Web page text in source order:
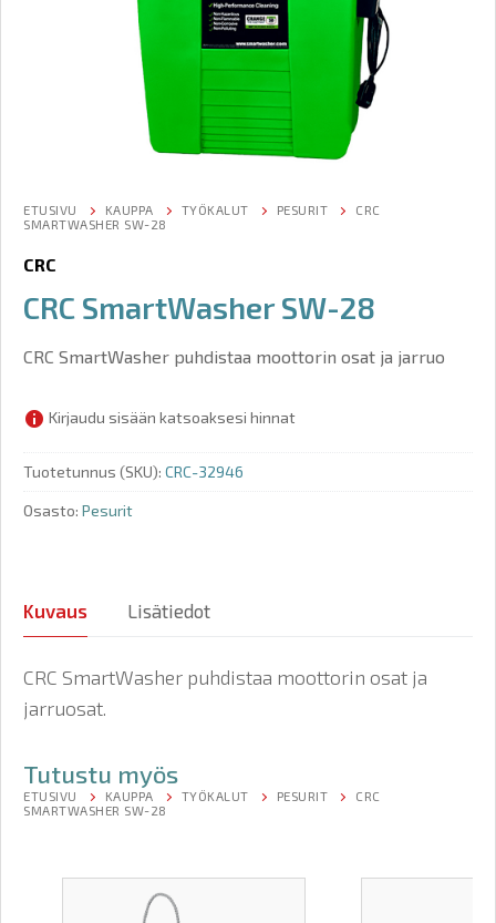
ETUSIVU KAUPPA TYÖKALUT PESURIT
CRC
SMARTWASHER SW-28
CRC
CRC SmartWasher SW-28
CRC SmartWasher puhdistaa moottorin osat ja jarruo
Kirjaudu sisään katsoaksesi hinnat
Tuotetunnus (SKU): CRC-32946
Osasto: Pesurit
Kuvaus Lisätiedot
CRC SmartWasher puhdistaa moottorin osat ja
jarruosat.
Tutustu myös
ETUSIVU KAUPPA TYÖKALUT PESURIT
CRC
SMARTWASHER SW-28